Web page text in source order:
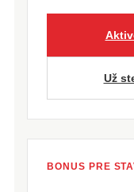
Už
BONUS PRE